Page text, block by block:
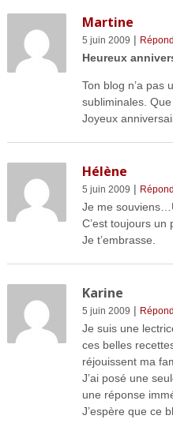
Martine
5 juin 2009 |
Heureux
Ton blog n’a pas
subliminales.
Joyeux
Hélène
5 juin 2009 |
Je me
C’est toujours un
Je t’embrasse.
Karine
5 juin 2009 |
Je suis une
ces belles
réjouissent ma
J’ai posé une
une réponse
J’espère que ce